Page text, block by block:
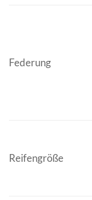
Federung
Reifengröße